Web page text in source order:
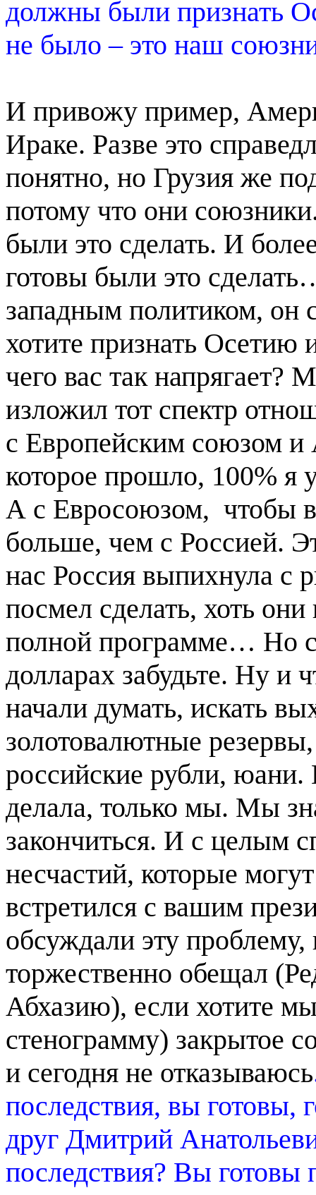
должны были признать
не было – это наш
И привожу пример,
Ираке. Разве это
понятно, но Грузия же
потому что они
были это сделать. И
готовы были это
западным политиком, он
хотите признать
чего вас так
изложил тот спектр
с Европейским союзом
которое прошло, 100%
А с Евросоюзом, чтобы
больше, чем с Россией.
нас Россия выпихнула с
посмел сделать, хоть
полной программе… Но
долларах забудьте. Ну и
начали думать, искать
золотовалютные
российские рубли, юани.
делала, только мы. Мы
закончиться. И с целым
несчастий, которые
встретился с вашим
обсуждали эту проблему,
торжественно обещал
Абхазию), если хотите
стенограмму) закрытое
и сегодня не отказываюсь
последствия, вы готовы,
друг Дмитрий
последствия? Вы готовы